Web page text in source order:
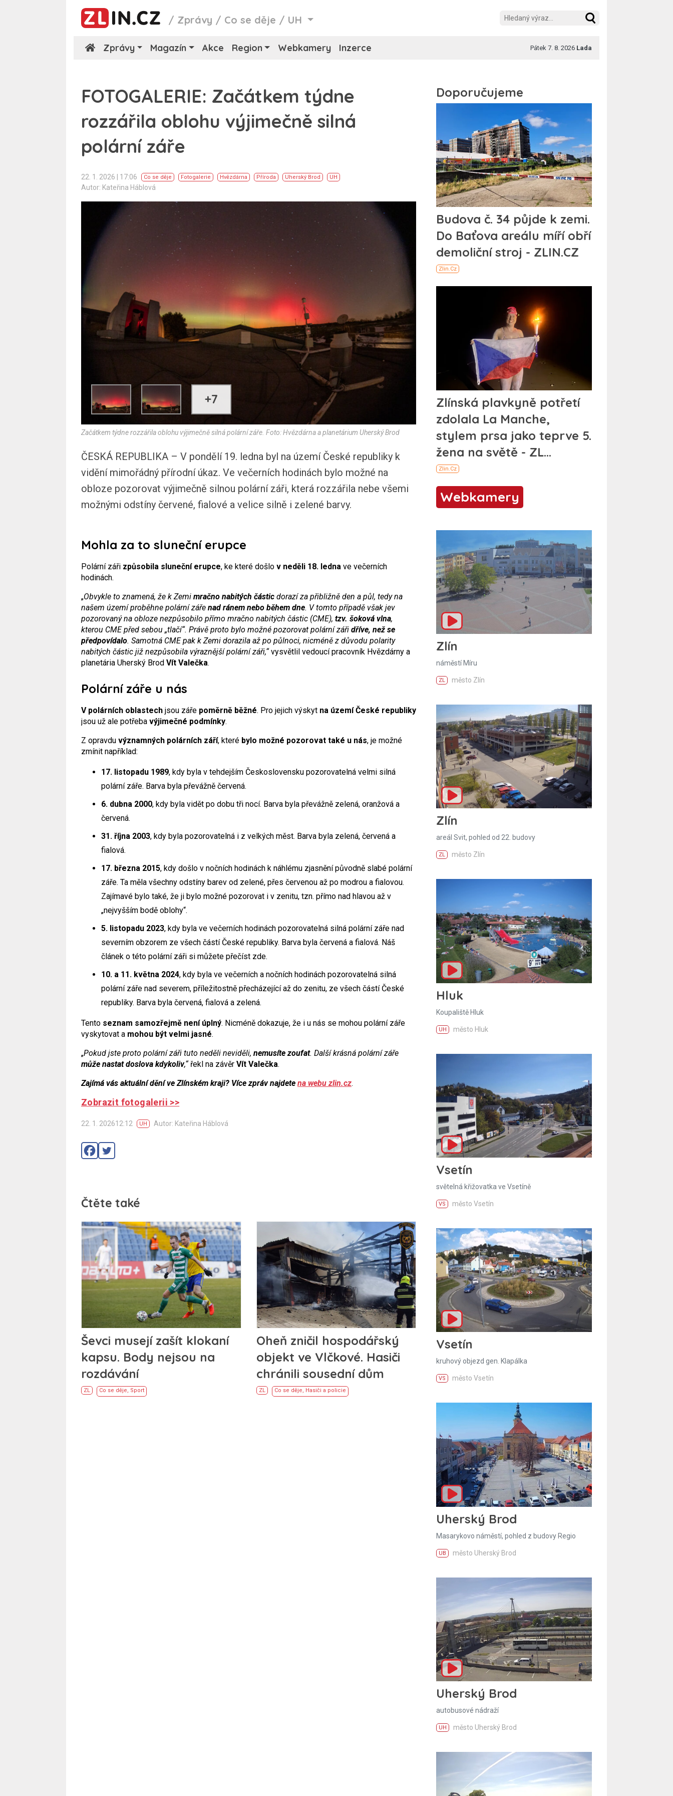
/ Zprávy / Co se děje / UH
Zprávy Magazín Akce Region Webkamery Inzerce Pátek 7. 8. 2026 Lada
FOTOGALERIE: Začátkem týdne
rozzářila oblohu výjimečně silná
polární záře
22. 1. 2026 | 17:06 Co se děje Fotogalerie Hvězdárna Příroda Uherský Brod UH
Autor: Kateřina Háblová
+7
Začátkem týdne rozzářila oblohu výjimečně silná polární záře. Foto: Hvězdárna a planetárium Uherský Brod
ČESKÁ REPUBLIKA – V pondělí 19. ledna byl na území České republiky k
vidění mimořádný přírodní úkaz. Ve večerních hodinách bylo možné na
obloze pozorovat výjimečně silnou polární záři, která rozzářila nebe všemi
možnými odstíny červené, fialové a velice silně i zelené barvy.
Mohla za to sluneční erupce
Polární záři způsobila sluneční erupce, ke které došlo v neděli 18. ledna ve večerních
hodinách.
„Obvykle to znamená, že k Zemi mračno nabitých částic dorazí za přibližně den a půl, tedy na
našem území proběhne polární záře nad ránem nebo během dne. V tomto případě však jev
pozorovaný na obloze nezpůsobilo přímo mračno nabitých částic (CME), tzv. šoková vlna,
kterou CME před sebou „tlačí“. Právě proto bylo možné pozorovat polární záři dříve, než se
předpovídalo. Samotná CME pak k Zemi dorazila až po půlnoci, nicméně z důvodu polarity
nabitých částic již nezpůsobila výraznější polární záři,“vysvětlil vedoucí pracovník Hvězdárny a
planetária Uherský Brod Vít Valečka.
Polární záře u nás
V polárních oblastech jsou záře poměrně běžné. Pro jejich výskyt na území České republiky
jsou už ale potřeba výjimečné podmínky.
Z opravdu významných polárních září, které bylo možné pozorovat také u nás, je možné
zmínit například:
17. listopadu 1989, kdy byla v tehdejším Československu pozorovatelná velmi silná
polární záře. Barva byla převážně červená.
6. dubna 2000, kdy byla vidět po dobu tři nocí. Barva byla převážně zelená, oranžová a
červená.
31. října 2003, kdy byla pozorovatelná i z velkých měst. Barva byla zelená, červená a
fialová.
17. března 2015, kdy došlo v nočních hodinách k náhlému zjasnění původně slabé polární
záře. Ta měla všechny odstíny barev od zelené, přes červenou až po modrou a fialovou.
Zajímavé bylo také, že ji bylo možné pozorovat i v zenitu, tzn. přímo nad hlavou až v
„nejvyšším bodě oblohy“.
5. listopadu 2023, kdy byla ve večerních hodinách pozorovatelná silná polární záře nad
severním obzorem ze všech částí České republiky. Barva byla červená a fialová. Náš
článek o této polární záři si můžete přečíst zde.
10. a 11. května 2024, kdy byla ve večerních a nočních hodinách pozorovatelná silná
polární záře nad severem, příležitostně přecházející až do zenitu, ze všech částí České
republiky. Barva byla červená, fialová a zelená.
Tento seznam samozřejmě není úplný. Nicméně dokazuje, že i u nás se mohou polární záře
vyskytovat a mohou být velmi jasné.
„Pokud jste proto polární záři tuto neděli neviděli, nemusíte zoufat. Další krásná polární záře
může nastat doslova kdykoliv,“řekl na závěr Vít Valečka.
Zajímá vás aktuální dění ve Zlínském kraji? Více zpráv najdete na webu zlin.cz.
Zobrazit fotogalerii >>
22. 1. 202612:12 UH Autor: Kateřina Háblová
Čtěte také
Ševci musejí zašít klokaní
kapsu. Body nejsou na
rozdávání
ZL Co se děje, Sport
Oheň zničil hospodářský
objekt ve Vlčkové. Hasiči
chránili sousední dům
ZL Co se děje, Hasiči a policie
Webkamery
Zlín
náměstí Míru
ZL město Zlín
Zlín
areál Svit, pohled od 22. budovy
ZL město Zlín
Hluk
Koupaliště Hluk
UH město Hluk
Vsetín
světelná křižovatka ve Vsetíně
VS město Vsetín
Vsetín
kruhový objezd gen. Klapálka
VS město Vsetín
Uherský Brod
Masarykovo náměstí, pohled z budovy Regio
UB město Uherský Brod
Uherský Brod
autobusové nádraží
UH město Uherský Brod